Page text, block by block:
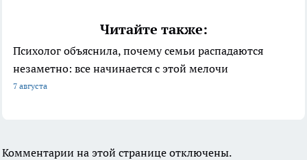
Читайте также:
Психолог объяснила, почему семьи распадаются
незаметно: все начинается с этой мелочи
7 августа
Комментарии на этой странице отключены.